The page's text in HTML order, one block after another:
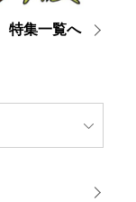
特集一覧へ